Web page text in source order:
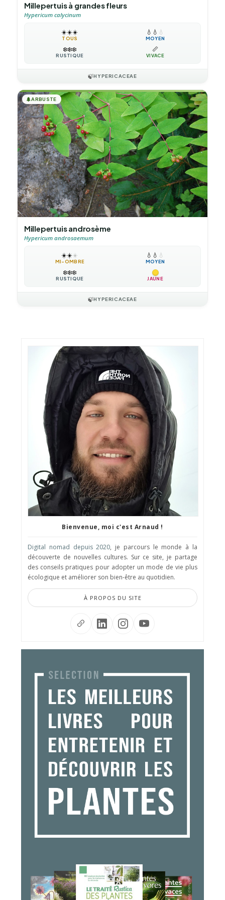
Millepertuis à grandes fleurs
Hypericum calycinum
☀️☀️☀️
TOUS
💧 💧 💧
MOYEN
❄️❄️❄️
RUSTIQUE
📏
VIVACE
🍃HYPERICACEAE
🌲ARBUSTE
Millepertuis androsème
Hypericum androsaemum
☀️☀️☀️
MI-OMBRE
💧 💧 💧
MOYEN
❄️❄️❄️
RUSTIQUE JAUNE
🍃HYPERICACEAE
Bienvenue, moi c'est Arnaud !
Digital nomad depuis 2020, je parcours le monde à la
découverte de nouvelles cultures. Sur ce site, je partage
des conseils pratiques pour adopter un mode de vie plus
écologique et améliorer son bien-être au quotidien.
À PROPOS DU SITE